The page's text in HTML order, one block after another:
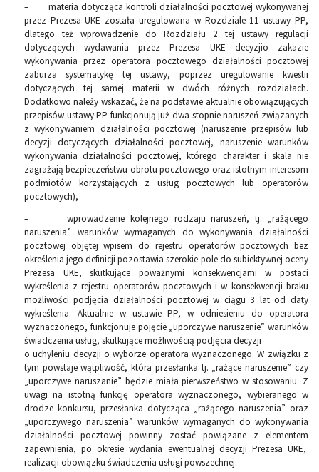
– materia dotycząca kontroli działalności pocztowej wykonywanej
przez Prezesa UKE została uregulowana w Rozdziale 11 ustawy PP,
dlatego też wprowadzenie do Rozdziału 2 tej ustawy regulacji
dotyczących wydawania przez Prezesa UKE decyzjio zakazie
wykonywania przez operatora pocztowego działalności pocztowej
zaburza systematykę tej ustawy, poprzez uregulowanie kwestii
dotyczących tej samej materii w dwóch różnych rozdziałach.
Dodatkowo należy wskazać, że na podstawie aktualnie obowiązujących
przepisów ustawy PP funkcjonują już dwa stopnie naruszeń związanych
z wykonywaniem działalności pocztowej (naruszenie przepisów lub
decyzji dotyczących działalności pocztowej, naruszenie warunków
wykonywania działalności pocztowej, którego charakter i skala nie
zagrażają bezpieczeństwu obrotu pocztowego oraz istotnym interesom
podmiotów korzystających z usług pocztowych lub operatorów
pocztowych),
– wprowadzenie kolejnego rodzaju naruszeń, tj. „rażącego
naruszenia” warunków wymaganych do wykonywania działalności
pocztowej objętej wpisem do rejestru operatorów pocztowych bez
określenia jego definicji pozostawia szerokie pole do subiektywnej oceny
Prezesa UKE, skutkujące poważnymi konsekwencjami w postaci
wykreślenia z rejestru operatorów pocztowych i w konsekwencji braku
możliwości podjęcia działalności pocztowej w ciągu 3 lat od daty
wykreślenia. Aktualnie w ustawie PP, w odniesieniu do operatora
wyznaczonego, funkcjonuje pojęcie „uporczywe naruszenie” warunków
świadczenia usług, skutkujące możliwością podjęcia decyzji
o uchyleniu decyzji o wyborze operatora wyznaczonego. W związku z
tym powstaje wątpliwość, która przesłanka tj. „rażące naruszenie” czy
„uporczywe naruszanie” będzie miała pierwszeństwo w stosowaniu. Z
uwagi na istotną funkcję operatora wyznaczonego, wybieranego w
drodze konkursu, przesłanka dotycząca „rażącego naruszenia” oraz
„uporczywego naruszenia” warunków wymaganych do wykonywania
działalności pocztowej powinny zostać powiązane z elementem
zapewnienia, po okresie wydania ewentualnej decyzji Prezesa UKE,
realizacji obowiązku świadczenia usługi powszechnej.